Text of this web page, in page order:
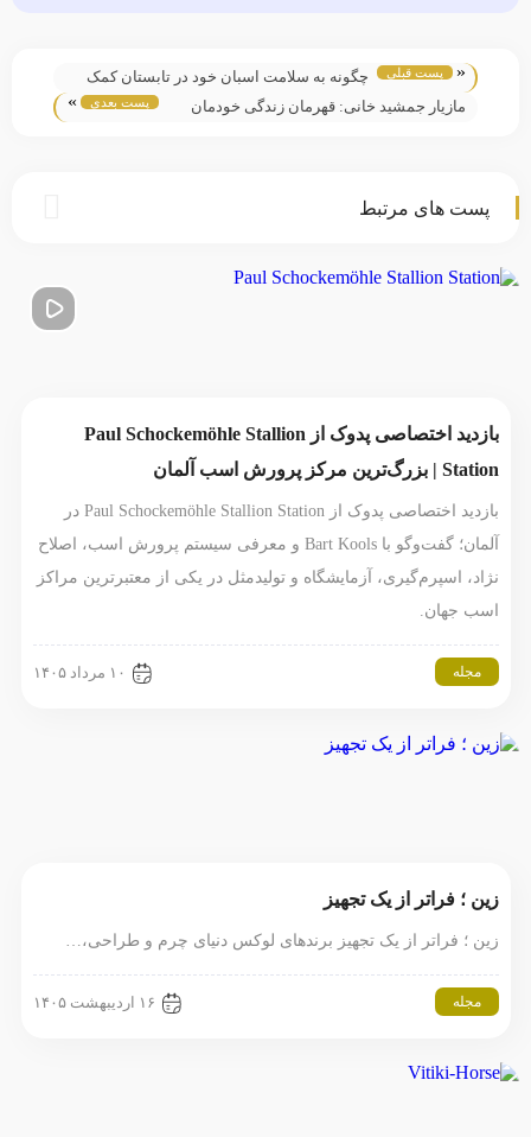
« پست قبلی
چگونه به سلامت اسبان خود در تابستان کمک
کنیم؟
مازیار جمشید خانی: قهرمان زندگی خودمان
پست بعدی »
پست های مرتبط
بازدید اختصاصی پدوک از Paul Schockemöhle Stallion
Station | بزرگ‌ترین مرکز پرورش اسب آلمان
بازدید اختصاصی پدوک از Paul Schockemöhle Stallion Station در
آلمان؛ گفت‌وگو با Bart Kools و معرفی سیستم پرورش اسب، اصلاح
نژاد، اسپرم‌گیری، آزمایشگاه و تولیدمثل در یکی از معتبرترین مراکز
اسب جهان.
مجله ۱۰ مرداد ۱۴۰۵
زین ؛ فراتر از یک تجهیز
زین ؛ فراتر از یک تجهیز برندهای لوکس دنیای چرم و طراحی،…
مجله ۱۶ اردیبهشت ۱۴۰۵